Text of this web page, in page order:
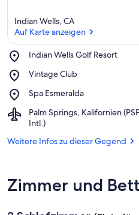
Indian Wells, CA
Auf Karte anzeigen
Indian Wells Golf Resort
Place,
Wells
Resort
Vintage Club
Place,
Club
Spa Esmeralda
Place,
Esmeralda
Palm Springs, Kalifornien
Intl.)
Airport,
Palm
Kalifornien
Intl.)
Weitere Infos zu dieser Gegend
Zimmer und